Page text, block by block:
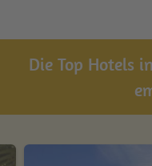
Die Top Hotels